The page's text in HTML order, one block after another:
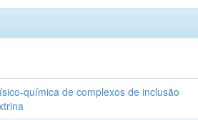
química de complexos de inclusão